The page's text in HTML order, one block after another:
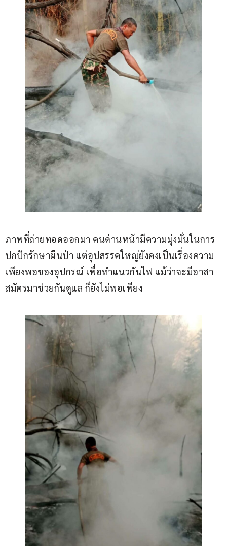
ภาพที่ถ่ายทอดออกมา คนด่านหน้ามีความมุ่งมั่นในการ
ปกปักรักษาผืนป่า แต่อุปสรรคใหญ่ยังคงเป็นเรื่องความ
เพียงพอของอุปกรณ์ เพื่อทำแนวกันไฟ แม้ว่าจะมีอาสา
สมัครมาช่วยกันดูแล ก็ยังไม่พอเพียง